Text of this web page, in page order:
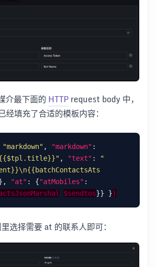
介最下面的 HTTPrequest body 中，
填充了合适的模板内容：
"markdown" , "markdown" :
, "text" :
"
"at" : {"atMobiles" :
$sendtos}} }}
选择需要 at 的联系人即可：